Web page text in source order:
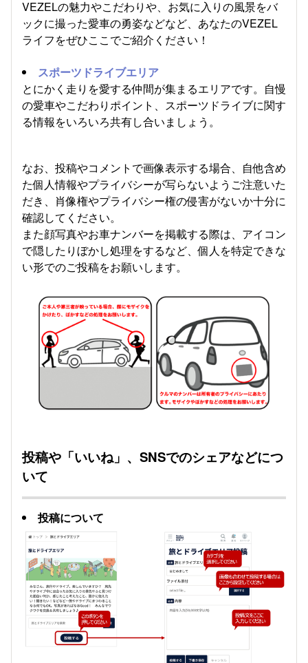
VEZELの魅力やこだわりや、お気に入りの風景をバ
ックに撮った愛車の勇姿などなど、あなたのVEZEL
ライフをぜひここでご紹介ください！
スポーツドライブエリア
とにかく走りを愛する仲間が集まるエリアです。自慢
の愛車やこだわりポイント、スポーツドライブに関す
る情報をいろいろ共有し合いましょう。
なお、投稿やコメントで画像表示する場合、自他含め
た個人情報やプライバシーが写らないようご注意いた
だき、肖像権やプライバシー権の侵害がないか十分に
確認してください。
また顔写真やお車ナンバーを掲載する際は、アイコン
で隠したりぼかし処理をするなど、個人を特定できな
い形でのご投稿をお願いします。
投稿や「いいね」、SNSでのシェアなどにつ
いて
投稿について